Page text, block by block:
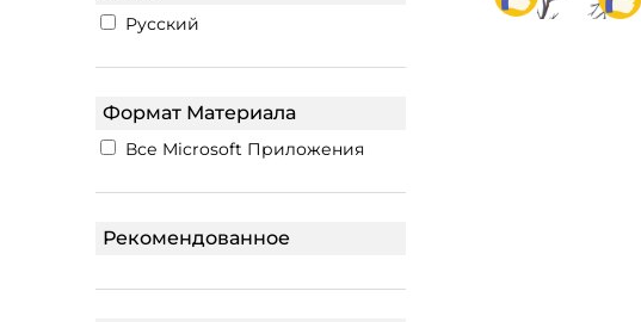
Русский
Формат Материала
Все Microsoft Приложения
Рекомендованное